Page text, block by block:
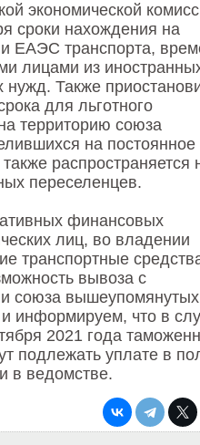
экономической
сроки нахождения на
ЕАЭС транспорта,
лицами из
нужд. Также
для льготного
территорию союза
на постоянное
распространяется
переселенцев.
финансовых
лиц, во владении
транспортные
вывоза с
союза вышеупомянутых
информируем, что в
2021 года
подлежать уплате в
в ведомстве.